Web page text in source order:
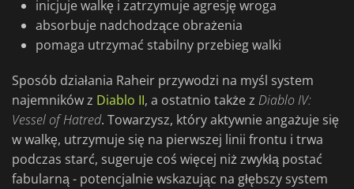
inicjuje walkę i zatrzymuje agresję wroga
absorbuje nadchodzące obrażenia
pomaga utrzymać stabilny przebieg walki
Sposób działania Raheir przywodzi na myśl system
najemników z Diablo II, a ostatnio także z Diablo IV:
Vessel of Hatred. Towarzysz, który aktywnie angażuje się
w walkę, utrzymuje się na pierwszej linii frontu i trwa
podczas starć, sugeruje coś więcej niż zwykłą postać
fabularną - potencjalnie wskazując na głębszy system